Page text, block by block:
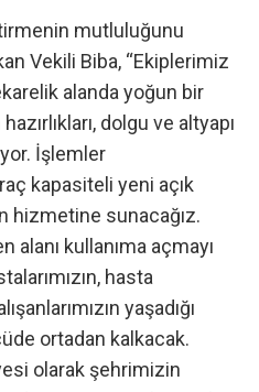
mutluluğunu
Vekili Biba, “Ekiplerimiz
alanda yoğun bir
dolgu ve altyapı
İşlemler
kapasiteli yeni açık
hizmetine sunacağız.
alanı kullanıma açmayı
hasta
yaşadığı
ortadan kalkacak.
olarak şehrimizin